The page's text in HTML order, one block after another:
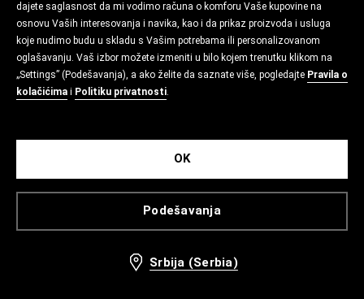
dajete saglasnost da mi vodimo računa o komforu Vaše kupovine na
osnovu Vaših interesovanja i navika, kao i da prikaz proizvoda i usluga
koje nudimo budu u skladu s Vašim potrebama ili personalizovanom
oglašavanju. Vaš izbor možete izmeniti u bilo kojem trenutku klikom na
„Settings” (Podešavanja), a ako želite da saznate više, pogledajte Pravila o
kolačićima i Politiku privatnosti.
Podešavanja
OK
Srbija (Serbia)